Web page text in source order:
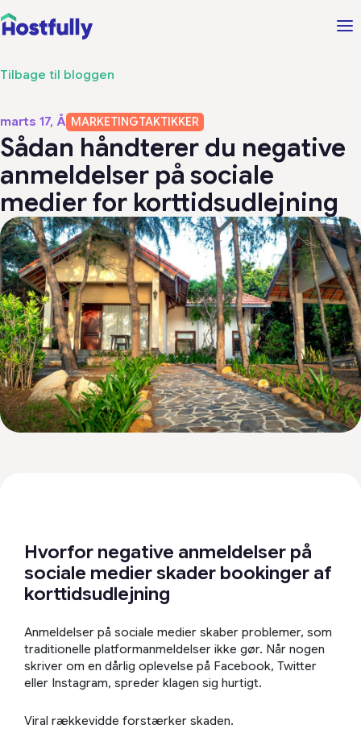
Tilbage til bloggen
marts 17, Å MARKETINGTAKTIKKER
Sådan håndterer du negative
anmeldelser på sociale
medier for korttidsudlejning
Hvorfor negative anmeldelser på
sociale medier skader bookinger af
korttidsudlejning
Anmeldelser på sociale medier skaber problemer, som
traditionelle platformanmeldelser ikke gør. Når nogen
skriver om en dårlig oplevelse på Facebook, Twitter
eller Instagram, spreder klagen sig hurtigt.
Viral rækkevidde forstærker skaden.